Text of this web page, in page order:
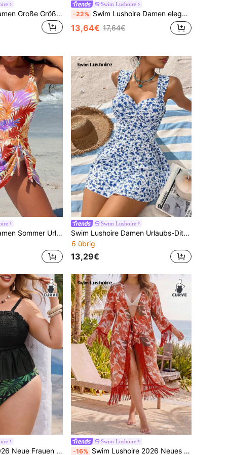
Swim Lushoire Damen Große Größen Leoparden-Muster 2-teiliges Badeanzug Set, Dicke Träger V-Ausschnitt Vorne Gebundene Dreieck Hose Rückenfreier Bikini
Swim Lushoire
-22% Swim Lushoire Damen eleganter einfarbiger neuer Ausschnitt-Kurzarm-Häkel-Strandüberwurf, Sommer
13,64€ 17,64€
Swim Lushoire Damen Sommer Urlaub tropisches grünes Pflanzenprint Einteiliges Kleid, Blau/Grün/Pink Strandanzug
Swim Lushoire
Swim Lushoire Damen Urlaubs-Ditsy-Blumen-Volant Tankini Badeanzug
6 übrig
13,29€
Swim Lushoire 2026 Neue Frauen Große Größen rückenfreier zufälliger Muster sexy Sport Lässig Bademode
Swim Lushoire
-16% Swim Lushoire 2026 Neues sexy Mesh transparentes bedrucktes Boho-Stil Strandkleid mit Quasten, fließendes Design